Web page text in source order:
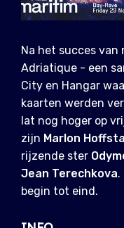
Na het succes
Adriatique - een
City en Hangar
kaarten werden
lat nog hoger op
zijn Marlon
rijzende ster
Jean Terechkova.
begin tot eind.